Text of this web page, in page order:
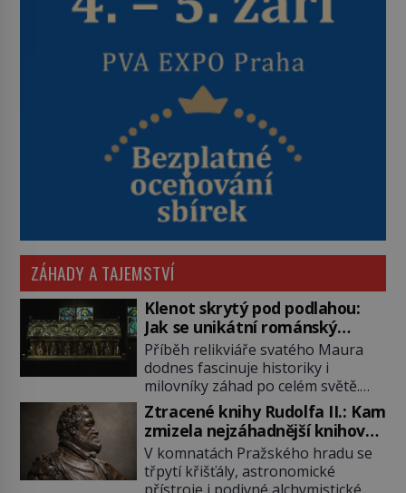
ZÁHADY A TAJEMSTVÍ
Klenot skrytý pod podlahou:
Jak se unikátní románský
poklad dostal do zapadlého
Bečova?
Příběh relikviáře svatého Maura
dodnes fascinuje historiky i
milovníky záhad po celém světě.
Tato románská zlatnická památka
ze 13. století je po českých
korunovačních klenotech druhým
nejcennějším movitým majetkem v
České republice. Přestože byl
Ztracené knihy Rudolfa II.: Kam
zmizela nejzáhadnější knihovna
Evropy?
V komnatách Pražského hradu se
třpytí křišťály, astronomické
přístroje i podivné alchymistické